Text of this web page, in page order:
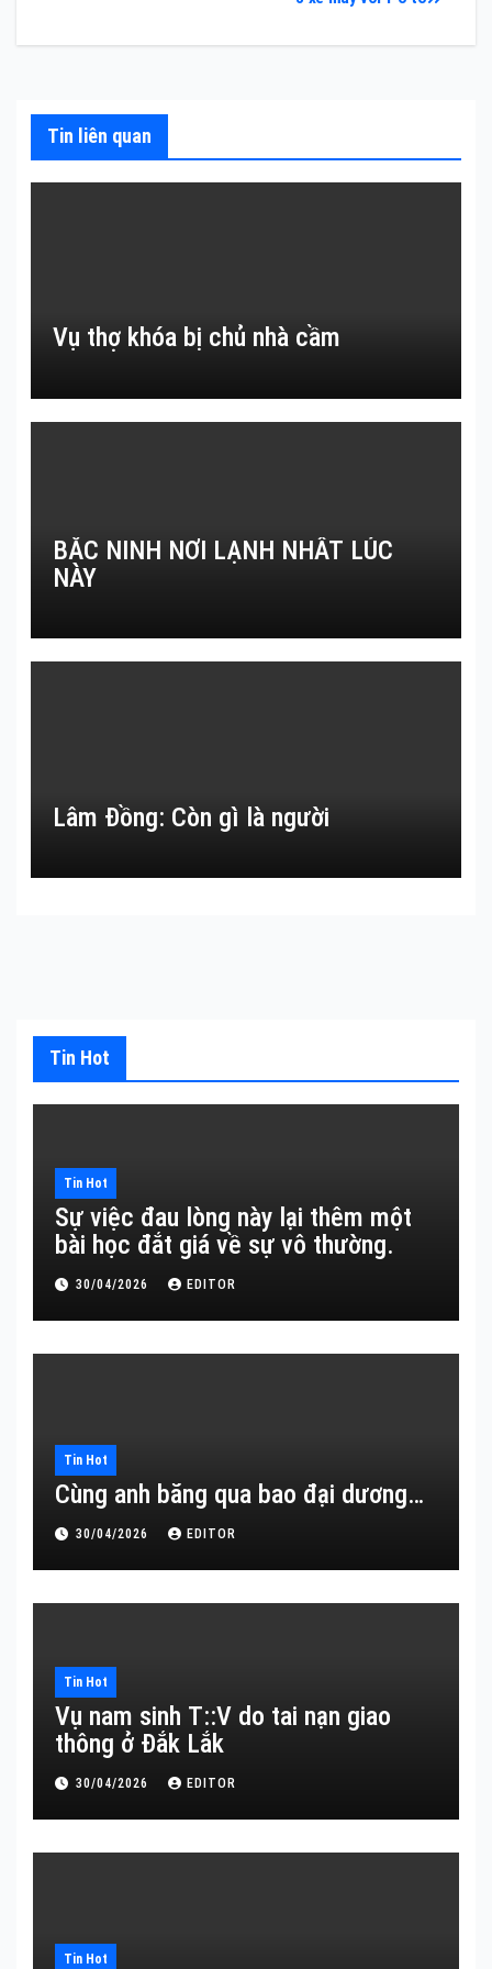
viết
Tin liên quan
Vụ thợ khóa bị chủ nhà cầm
BẮC NINH NƠI LẠNH NHẤT LÚC
NÀY
Lâm Đồng: Còn gì là người
Tin Hot
Tin Hot
Sự việc đau lòng này lại thêm một
bài học đắt giá về sự vô thường.
30/04/2026 EDITOR
Tin Hot
Cùng anh băng qua bao đại dương…
30/04/2026 EDITOR
Tin Hot
Vụ nam sinh T::V do tai nạn giao
thông ở Đắk Lắk
30/04/2026 EDITOR
Tin Hot